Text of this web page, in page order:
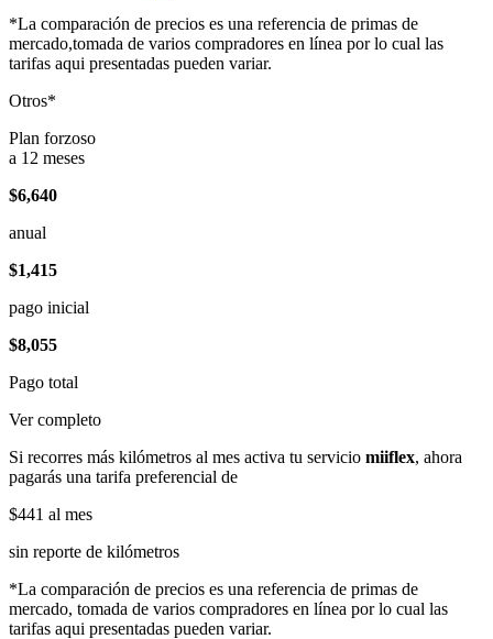
*La comparación de precios es una referencia de primas de
mercado,tomada de varios compradores en línea por lo cual las
tarifas aqui presentadas pueden variar.
Otros*
Plan forzoso
a 12 meses
$6,640
anual
$1,415
pago inicial
$8,055
Pago total
Ver completo
Si recorres más kilómetros al mes activa tu servicio miiflex, ahora
pagarás una tarifa preferencial de
$441 al mes
sin reporte de kilómetros
*La comparación de precios es una referencia de primas de
mercado, tomada de varios compradores en línea por lo cual las
tarifas aqui presentadas pueden variar.